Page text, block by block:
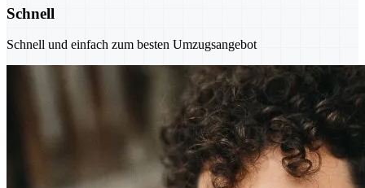
Schnell
Schnell und einfach zum besten Umzugsangebot